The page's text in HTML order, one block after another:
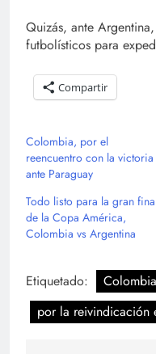
Quizás, ante
futbolísticos para
Compartir
Colombia, por el
reencuentro con la victoria
ante Paraguay
Todo listo para la gran
de la Copa América,
Colombia vs Argentina
Etiquetado:
Colombia
por la reivindicación